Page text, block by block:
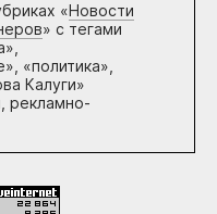
«Новости
» с тегами
«политика»,
Калуги»
рекламно-